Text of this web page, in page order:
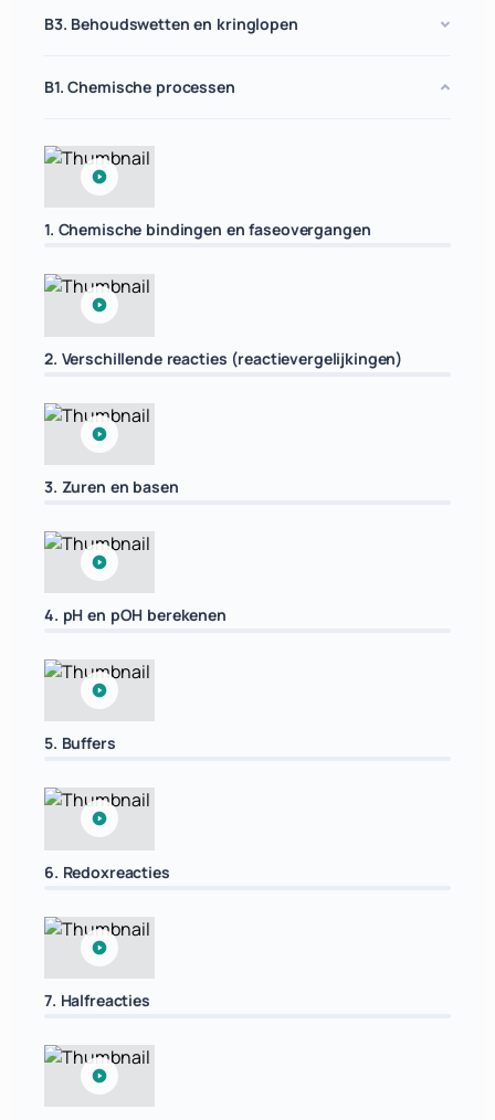
B3. Behoudswetten en kringlopen
B1. Chemische processen
1. Chemische bindingen en faseovergangen
2. Verschillende reacties (reactievergelijkingen)
3. Zuren en basen
4. pH en pOH berekenen
5. Buffers
6. Redoxreacties
7. Halfreacties